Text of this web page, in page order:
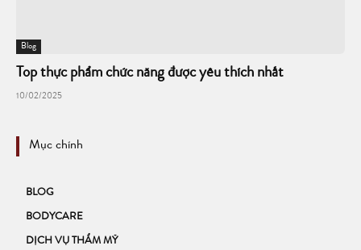
Blog
Top thực phẩm chức năng được yêu thích nhất
10/02/2025
Mục chính
BLOG
BODYCARE
DỊCH VỤ THẨM MỸ